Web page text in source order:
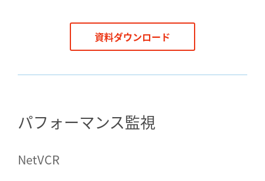
資料ダウンロード
パフォーマンス監視
NetVCR